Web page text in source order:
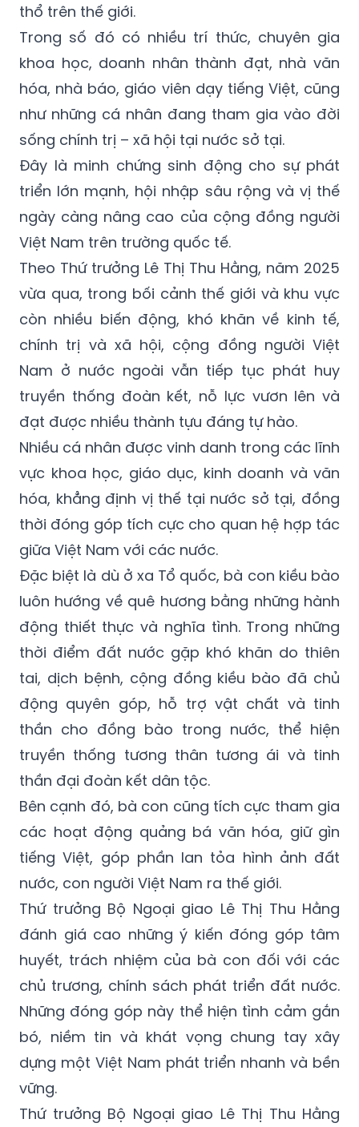
thổ trên thế giới.
Trong số đó có nhiều trí thức, chuyên gia
khoa học, doanh nhân thành đạt, nhà văn
hóa, nhà báo, giáo viên dạy tiếng Việt, cũng
như những cá nhân đang tham gia vào đời
sống chính trị – xã hội tại nước sở tại.
Đây là minh chứng sinh động cho sự phát
triển lớn mạnh, hội nhập sâu rộng và vị thế
ngày càng nâng cao của cộng đồng người
Việt Nam trên trường quốc tế.
Theo Thứ trưởng Lê Thị Thu Hằng, năm 2025
vừa qua, trong bối cảnh thế giới và khu vực
còn nhiều biến động, khó khăn về kinh tế,
chính trị và xã hội, cộng đồng người Việt
Nam ở nước ngoài vẫn tiếp tục phát huy
truyền thống đoàn kết, nỗ lực vươn lên và
đạt được nhiều thành tựu đáng tự hào.
Nhiều cá nhân được vinh danh trong các lĩnh
vực khoa học, giáo dục, kinh doanh và văn
hóa, khẳng định vị thế tại nước sở tại, đồng
thời đóng góp tích cực cho quan hệ hợp tác
giữa Việt Nam với các nước.
Đặc biệt là dù ở xa Tổ quốc, bà con kiều bào
luôn hướng về quê hương bằng những hành
động thiết thực và nghĩa tình. Trong những
thời điểm đất nước gặp khó khăn do thiên
tai, dịch bệnh, cộng đồng kiều bào đã chủ
động quyên góp, hỗ trợ vật chất và tinh
thần cho đồng bào trong nước, thể hiện
truyền thống tương thân tương ái và tinh
thần đại đoàn kết dân tộc.
Bên cạnh đó, bà con cũng tích cực tham gia
các hoạt động quảng bá văn hóa, giữ gìn
tiếng Việt, góp phần lan tỏa hình ảnh đất
nước, con người Việt Nam ra thế giới.
Thứ trưởng Bộ Ngoại giao Lê Thị Thu Hằng
đánh giá cao những ý kiến đóng góp tâm
huyết, trách nhiệm của bà con đối với các
chủ trương, chính sách phát triển đất nước.
Những đóng góp này thể hiện tình cảm gắn
bó, niềm tin và khát vọng chung tay xây
dựng một Việt Nam phát triển nhanh và bền
vững.
Thứ trưởng Bộ Ngoại giao Lê Thị Thu Hằng